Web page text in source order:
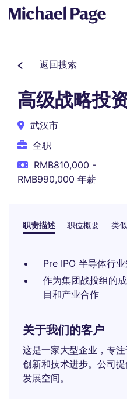
返回搜索
高级战略投
武汉市
全职
RMB810,000 -
RMB990,000 年薪
职责描述 职位概要 类
Pre IPO 半导体行
作为集团战投组的
目和产业合作
关于我们的客户
这是一家大型企业，专
创新和技术进步。公司
发展空间。